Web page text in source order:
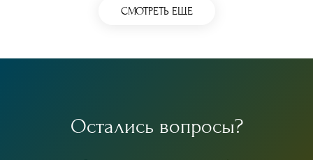
СМОТРЕТЬ ЕЩЕ
Остались вопросы?